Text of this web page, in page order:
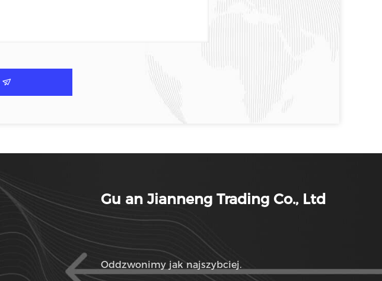
Gu an Jianneng Trading Co., Ltd
Oddzwonimy jak najszybciej.